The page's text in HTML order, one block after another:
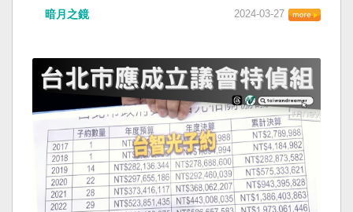
暗月之鏡 2024-03-27